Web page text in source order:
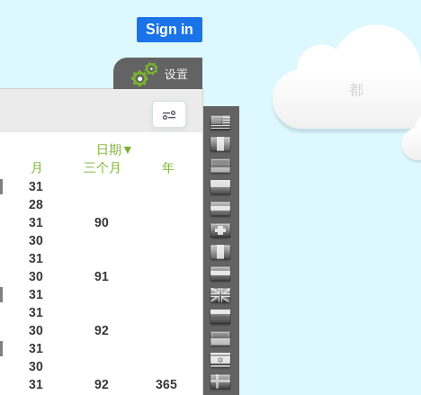
都
Sign in
设置
▼
月
三个月 年
31
28
31
90
30
31
30
91
31
31
30
92
31
30
31 92 365